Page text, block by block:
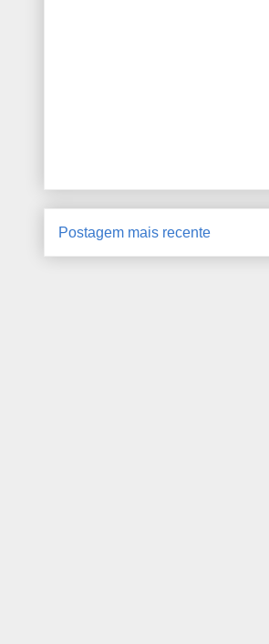
Postagem mais recente